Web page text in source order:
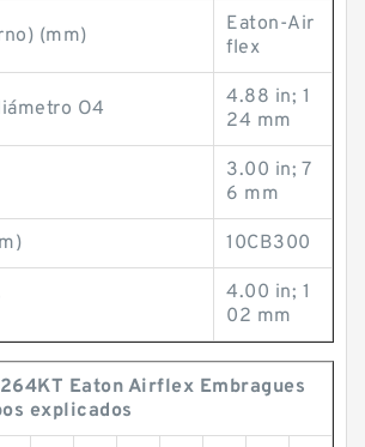
(mm)
Eaton-Air
flex
O4
4.88 in; 1
24 mm
3.00 in; 7
6 mm
10CB300
4.00 in; 1
02 mm
Eaton Airflex Embragues
explicados